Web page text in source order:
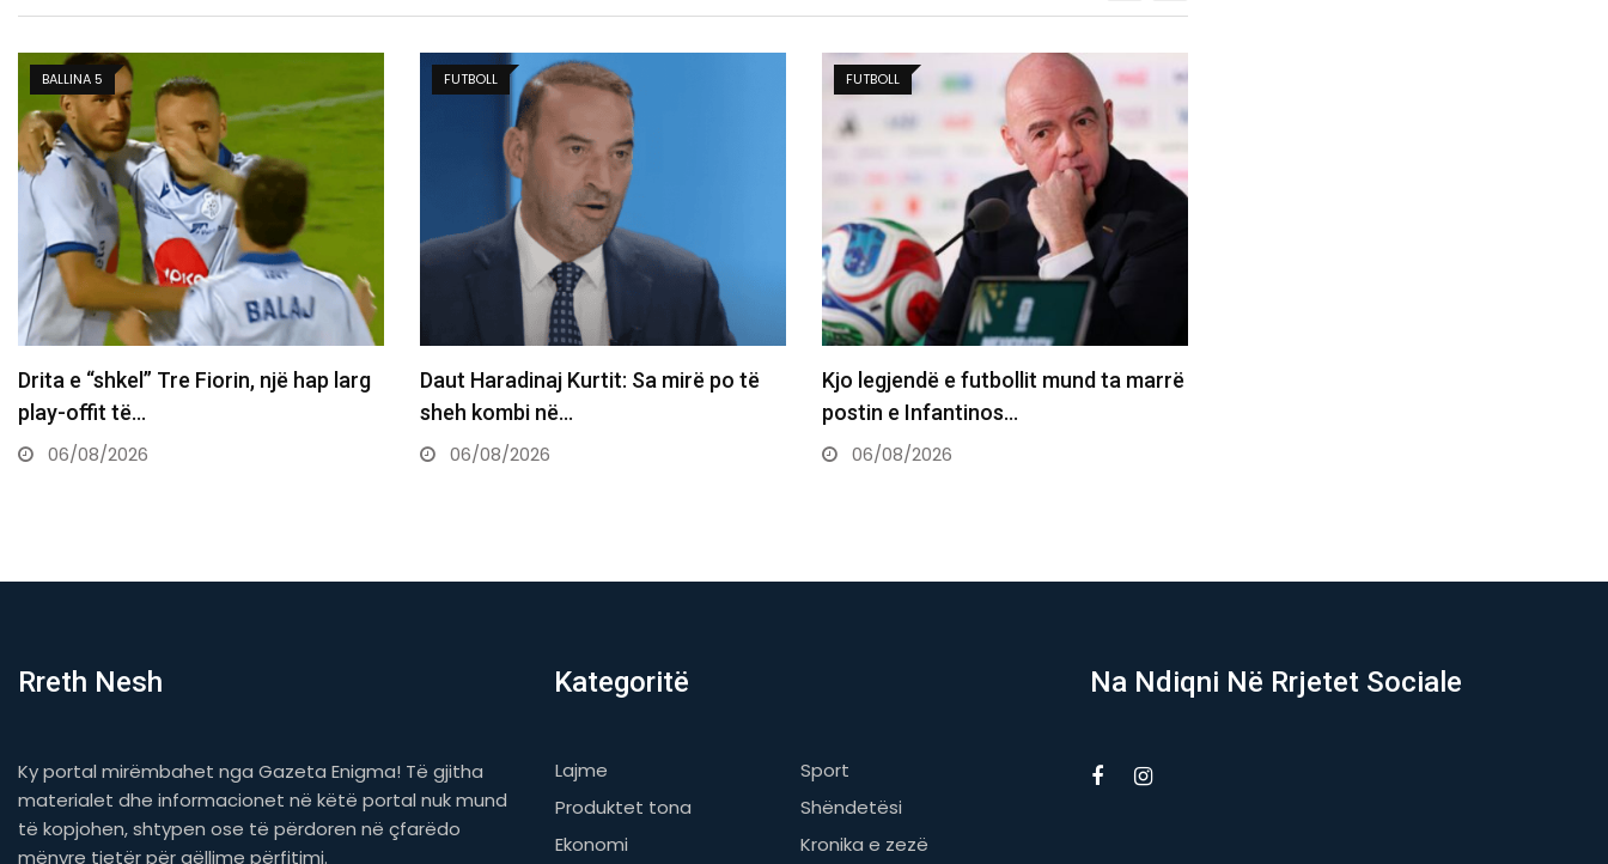
FUTBOLL
Daut Haradinaj Kurtit: Sa mirë po të
sheh kombi në…
06/08/2026
FUTBOLL
Kjo legjendë e futbollit mund ta marrë
postin e Infantinos…
06/08/2026
BALLINA 5
Basketbollistja transgjinore e synon
WNBA-në: Nëse më telefonojnë, nuk
do…
Rreth Nesh
Ky portal mirëmbahet nga Gazeta Enigma! Të gjitha
materialet dhe informacionet në këtë portal nuk mund
të kopjohen, shtypen ose të përdoren në çfarëdo
mënyre tjetër për qëllime përfitimi.
Kategoritë
Lajme
Sport
Produktet tona
Shëndetësi
Ekonomi
Kronika e zezë
Na Ndiqni Në Rrjetet Sociale